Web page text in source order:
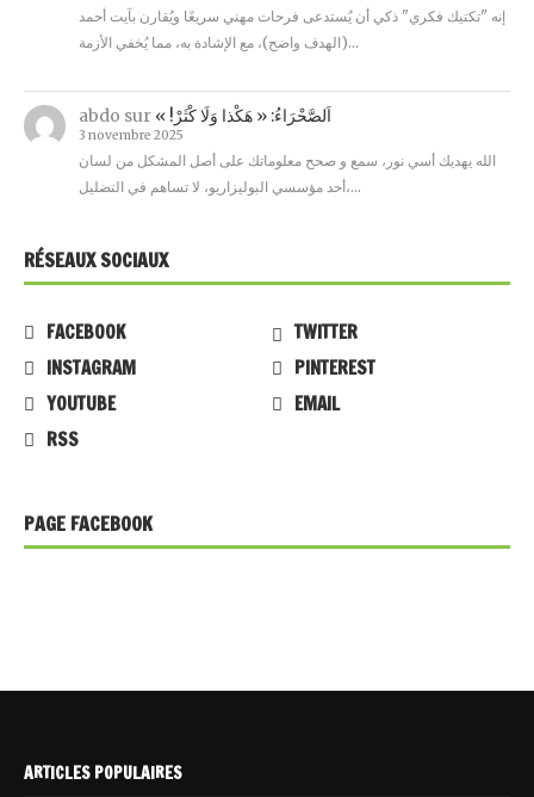
إنه "تكتيك فكري" ذكي أن يُستدعى فرحات مهني سريعًا ويُقارن بآيت أحمد
(الهدف واضح)، مع الإشادة به، مما يُخفي الأزمة…
abdo sur « !اَلصَّحْرَاءُ: « هَكْذا وَلَا كْثَرْ
3 novembre 2025
الله يهديك أسي نور، سمع و صحح معلوماتك على أصل المشكل من لسان
أحد مؤسسي البوليزاريو، لا تساهم في التضليل،…
RÉSEAUX SOCIAUX
FACEBOOK
TWITTER
INSTAGRAM
PINTEREST
YOUTUBE
EMAIL
RSS
PAGE FACEBOOK
ARTICLES POPULAIRES